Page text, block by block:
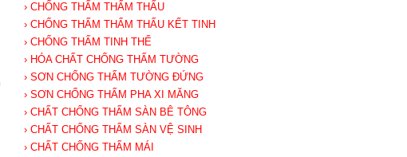
› CHỐNG THẤM THẨM THẤU
› CHỐNG THẤM THẨM THẤU KẾT TINH
› CHỐNG THẤM TINH THỂ
› HÓA CHẤT CHỐNG THẤM TƯỜNG
› SƠN CHỐNG THẤM TƯỜNG ĐỨNG
› SƠN CHỐNG THẤM PHA XI MĂNG
› CHẤT CHỐNG THẤM SÀN BÊ TÔNG
› CHẤT CHỐNG THẤM SÀN VỆ SINH
› CHẤT CHỐNG THẤM MÁI